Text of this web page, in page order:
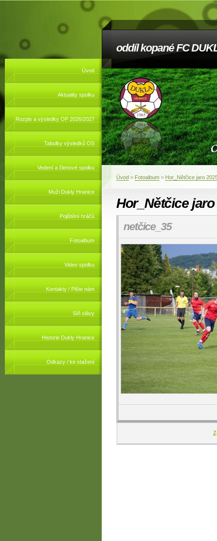
oddíl kopané FC
Úvod
Aktuality spolku
Rozpis a výsledky OP 2026/2027
Tabulky výsledků OS
Vedení a členové spolku
Muži Dukly Hranice
Pojištění hráčů
Fotoalbum
Video spolku
Kontakty / Pište nám
Síň slávy
Historie Dukly Hranice
Odkazy / ke stažení
Úvod » Fotoalbum » Hor_Nětčice jaro
Hor_Nětčice jaro
netčice_35